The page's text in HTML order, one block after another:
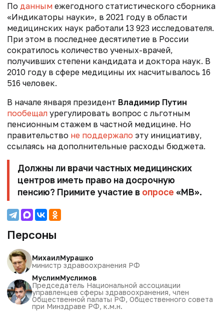
По данным ежегодного статистического сборника
«Индикаторы науки», в 2021 году в области
медицинских наук работали 13 923 исследователя.
При этом в последнее десятилетие в России
сократилось количество ученых-врачей,
получивших степени кандидата и доктора наук. В
2010 году в сфере медицины их насчитывалось 16
516 человек.
В начале января президент Владимир Путин
пообещал урегулировать вопрос с льготным
пенсионным стажем в частной медицине. Но
правительство не поддержало эту инициативу,
ссылаясь на дополнительные расходы бюджета.
Должны ли врачи частных медицинских
центров иметь право на досрочную
пенсию? Примите участие в опросе «МВ».
Персоны
МихаилМурашко
министр здравоохранения РФ
МуслимМуслимов
Председатель Национальной ассоциации
управленцев сферы здравоохранения, член
Общественной палаты РФ, Общественного совета
при Минздраве РФ, к.м.н.